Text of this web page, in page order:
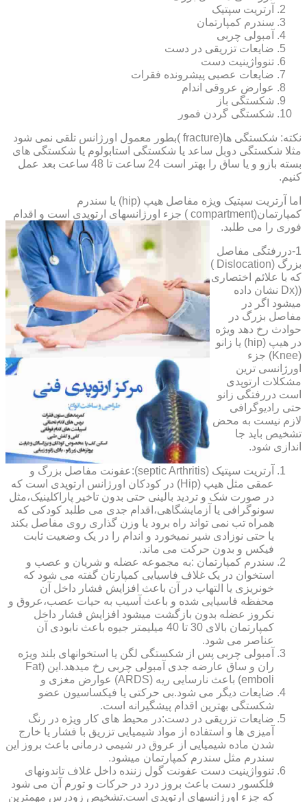
آرتریت سپتیک
سندرم کمپارتمان
آمبولی چربی
ضایعات تزریقی در دست
تنوواژینیت دست
ضایعات عصبی پیشرونده فقرات
عوارض عروقی اندام
شکستگی باز
شکستگی گردن فمور
نکته: شکستگی ها(fracture )بطور معمول اورژانس تلقی نمی شود
مثلا شکستگی دوبل ساعد یا شکستگی استابولوم یا شکستگی های
بسته بازو و یا ساق را بهتر است 24 ساعت تا 48 ساعت بعد عمل
کنیم.
اما آرتریت سپتیک ویژه مفاصل هیپ (hip) یا سندرم
کمپارتمان(compartment ) جزء اورژانسهای ارتوپدی است و اقدام
فوری را می طلبد.
1-دررفتگی مفاصل
بزرگ (Dislocation )
که با علائم اختصاری
((Dx نشان داده
میشود اگر در
مفاصل بزرگ در
حوادث رخ دهد ویژه
در هیپ (hip) یا زانو
(Knee) جزء
اورژانسی ترین
مشکلات ارتوپدی
است دررفتگی زانو
حتی رادیوگرافی
لازم نیست به محض
تشخیص باید جا
اندازی شود.
آرتریت سپتیک (septic Arthritis):عفونت مفاصل بزرگ و
عمقی مثل هیپ (Hip) در کودکان اورژانس ارتوپدی است که
در صورت شک و تردید بالینی حتی بدون تاخیر پاراکلینیک،مثل
سونوگرافی یا آزمایشگاهی،اقدام جدی می طلبد کودکی که
همراه تب نمی تواند راه برود یا وزن گذاری روی مفاصل بکند
یا حتی نوزادی شیر نمیخورد و اندام را در یک وضعیت ثابت
فیکس و بدون حرکت می ماند.
سندرم کمپارتمان :به مجموعه عضله و شریان و عصب و
استخوان در یک غلاف فاسیایی کمپارتان گفته می شود که
خونریزی یا التهاب در آن باعث افزایش فشار داخل آن
محفظه فاسیایی شده و باعث آسیب به حیات عصب،عروق و
نکروز عضله بدون بازگشت میشود افزایش فشار داخل
کمپارتمان بالای 30 تا 40 میلیمتر جیوه باعث نابودی آن
عناصر می شود.
آمبولی چربی پس از شکستگی لگن یا استخوانهای بلند ویژه
ران و ساق عارضه جدی آمبولی چربی رخ میدهد.این (Fat
emboli) باعث نارسایی ریه (ARDS) عوارض مغزی و
ضایعات دیگر می شود.بی حرکتی یا فیکساسیون عضو
شکستگی بهترین اقدام پیشگیرانه است.
ضایعات تزریقی در دست:در محیط های کار ویژه در رنگ
آمیزی ها و استفاده از مواد شیمیایی تزریق با فشار یا خارج
شدن ماده شیمیایی از عروق در شیمی درمانی باعث بروز این
سندرم مثل سندرم کمپارتمان میشود.
تنوواژینیت دست عفونت گول زننده داخل غلاف تاندونهای
فلکسور دست باعث بروز درد در حرکات و تورم آن می شود
که جزء اورژانسهای ارتوپدی است.تشخیص زودرس مهمترین